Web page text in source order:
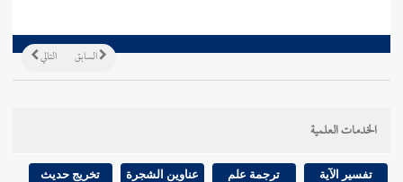
التالي السابق
الخدمات العلمية
تفسير الآية ترجمة علم عناوين الشجرة تخريج حديث